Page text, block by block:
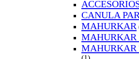
CANULA
MAHURKAR
MAHURKAR
MAHURKAR